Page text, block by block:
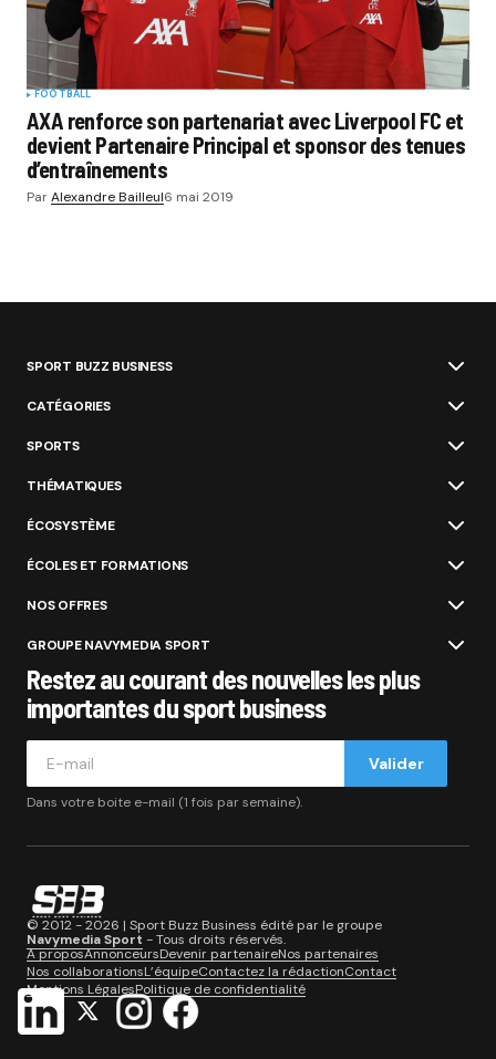
FOOTBALL
AXA renforce son partenariat avec Liverpool FC et
devient Partenaire Principal et sponsor des tenues
d’entraînements
ParAlexandre Bailleul6 mai 2019
SPORT BUZZ BUSINESS
CATÉGORIES
SPORTS
THÉMATIQUES
ÉCOSYSTÈME
ÉCOLES ET FORMATIONS
NOS OFFRES
GROUPE NAVYMEDIA SPORT
Restez au courant des nouvelles les plus
importantes du sport business
Valider
Dans votre boite e-mail (1 fois par semaine).
© 2012 - 2026 | Sport Buzz Business édité par le groupe
Navymedia Sport - Tous droits réservés.
A proposAnnonceursDevenir partenaireNos partenaires
Nos collaborationsL’équipeContactez la rédactionContact
Mentions LégalesPolitique de confidentialité